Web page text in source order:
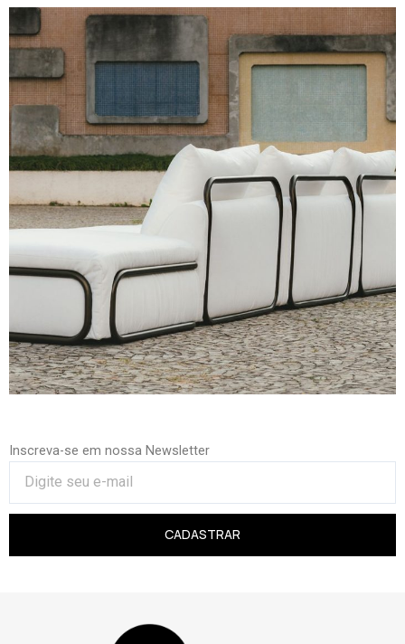
Inscreva-se em nossa Newsletter
CADASTRAR